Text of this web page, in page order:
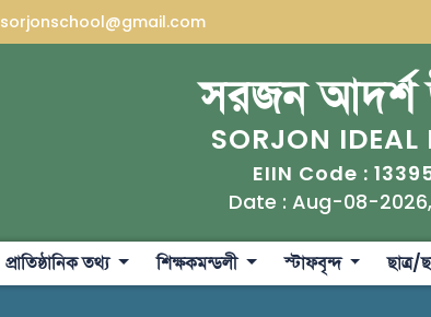
sorjonschool@gmail.com
সরজন আদর্শ
SORJON IDEAL
EIIN Code :
Date : Aug-08-
প্রাতিষ্ঠানিক তথ্য শিক্ষকমন্ডলী স্টাফবৃন্দ ছাত্র/